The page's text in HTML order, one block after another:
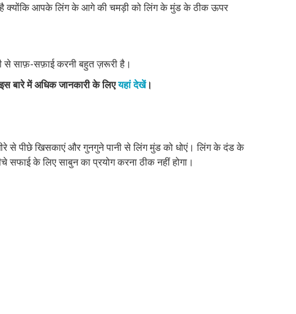
क्योंकि आपके लिंग के आगे की चमड़ी को लिंग के मुंड के ठीक ऊपर
से साफ़-सफ़ाई करनी बहुत ज़रूरी है।
बारे में अधिक जानकारी के लिएयहां देखें।
से पीछे खिसकाएं और गुनगुने पानी से लिंग मुंड को धोएं। लिंग के दंड के
के लिए साबुन का प्रयोग करना ठीक नहीं होगा।